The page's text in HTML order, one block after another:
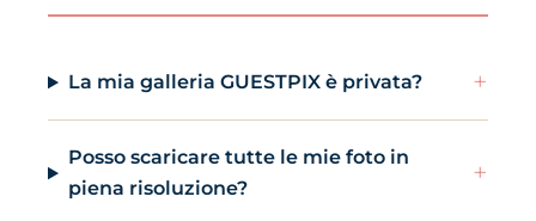
La mia galleria GUESTPIX è privata? +
Posso scaricare tutte le mie foto in
piena risoluzione?
+